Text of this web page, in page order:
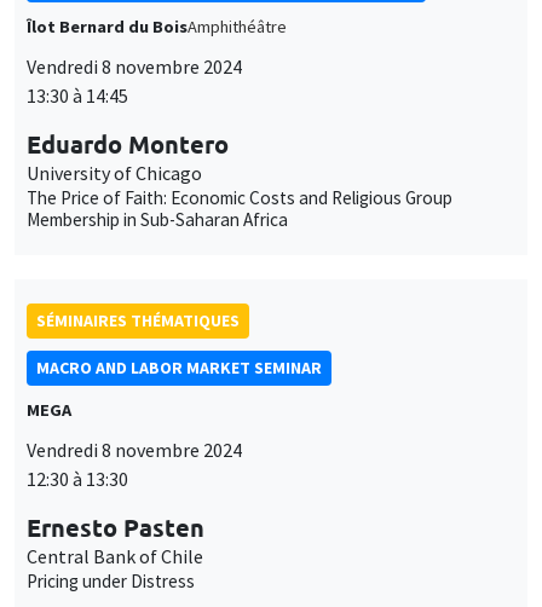
Eduardo Montero
University of Chicago
The Price of Faith: Economic Costs and Religious Group
SÉMINAIRES THÉMATIQUES
MEGA
Vendredi 8 novembre 2024
12:30 à 13:30
Ernesto Pasten
Central Bank of Chile
Pricing under Distress
SÉMINAIRES THÉMATIQUES